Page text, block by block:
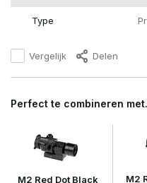
Type
Vergelijk Delen
Perfect te combineren
M2 Red Dot Black M2